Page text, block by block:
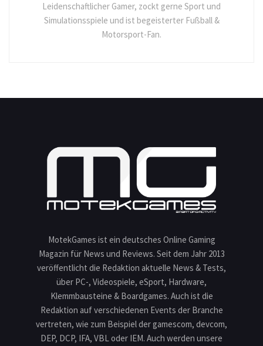
Leidenschaftlicher Gamer, zockt gerne Sport und
Simulationsspiele und ist begeisterter Fußball &
Motorsport-Fan.
MotekGames ist ein deutsches Online Gaming
Magazin für News und Reviews. Seit dem Jahr 2013
veröffentlicht die Redaktion aktuelle News & Tests,
über PC-, Videospiele, eSport, Hardware,
Klemmbausteine & Boardgames. Auch ist die
Redaktion auf verschiedenen Events der Branche
vertreten, wie zum Beispiel der gamescom, devcom,
DEP, DCP, IFA, VBL oder IEM. Auch werden unsere